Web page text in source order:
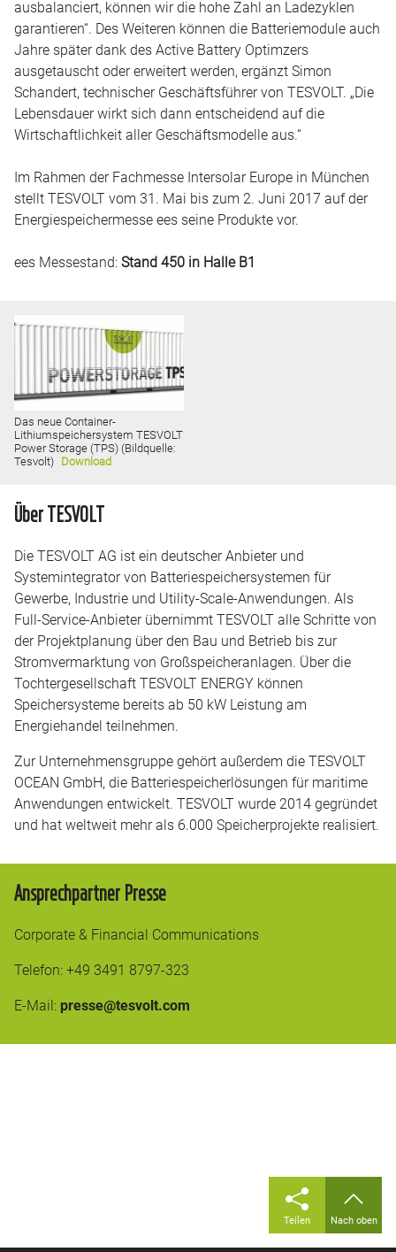
ausbalanciert, können wir die hohe Zahl an Ladezyklen
garantieren“. Des Weiteren können die Batteriemodule auch
Jahre später dank des Active Battery Optimzers
ausgetauscht oder erweitert werden, ergänzt Simon
Schandert, technischer Geschäftsführer von TESVOLT. „Die
Lebensdauer wirkt sich dann entscheidend auf die
Wirtschaftlichkeit aller Geschäftsmodelle aus.“
Im Rahmen der Fachmesse Intersolar Europe in München
stellt TESVOLT vom 31. Mai bis zum 2. Juni 2017 auf der
Energiespeichermesse ees seine Produkte vor.
ees Messestand:Stand 450 in Halle B1
Das neue Container-
Lithiumspeichersystem TESVOLT
Power Storage (TPS) (Bildquelle:
Tesvolt) Download
Über TESVOLT
Die TESVOLT AG ist ein deutscher Anbieter und
Systemintegrator von Batteriespeichersystemen für
Gewerbe, Industrie und Utility-Scale-Anwendungen. Als
Full-Service-Anbieter übernimmt TESVOLT alle Schritte von
der Projektplanung über den Bau und Betrieb bis zur
Stromvermarktung von Großspeicheranlagen. Über die
Tochtergesellschaft TESVOLT ENERGY können
Speichersysteme bereits ab 50 kW Leistung am
Energiehandel teilnehmen.
Zur Unternehmensgruppe gehört außerdem die TESVOLT
OCEAN GmbH, die Batteriespeicherlösungen für maritime
Anwendungen entwickelt. TESVOLT wurde 2014 gegründet
und hat weltweit mehr als 6.000 Speicherprojekte realisiert.
Ansprechpartner Presse
Corporate & Financial Communications
Telefon: +49 3491 8797-323
E-Mail: presse@tesvolt.com
Teilen Nach oben